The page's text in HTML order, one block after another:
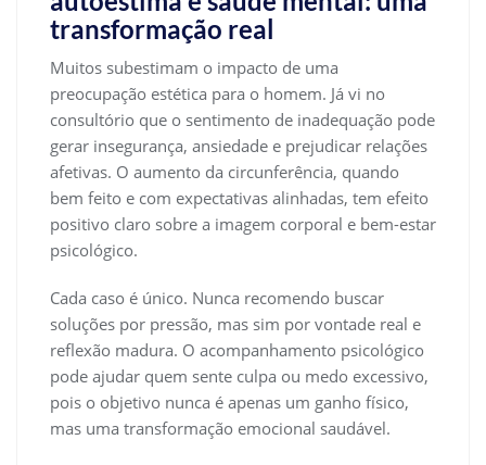
transformação real
Muitos subestimam o impacto de uma
preocupação estética para o homem. Já vi no
consultório que o sentimento de inadequação pode
gerar insegurança, ansiedade e prejudicar relações
afetivas. O aumento da circunferência, quando
bem feito e com expectativas alinhadas, tem efeito
positivo claro sobre a imagem corporal e bem-estar
psicológico.
Cada caso é único. Nunca recomendo buscar
soluções por pressão, mas sim por vontade real e
reflexão madura. O acompanhamento psicológico
pode ajudar quem sente culpa ou medo excessivo,
pois o objetivo nunca é apenas um ganho físico,
mas uma transformação emocional saudável.